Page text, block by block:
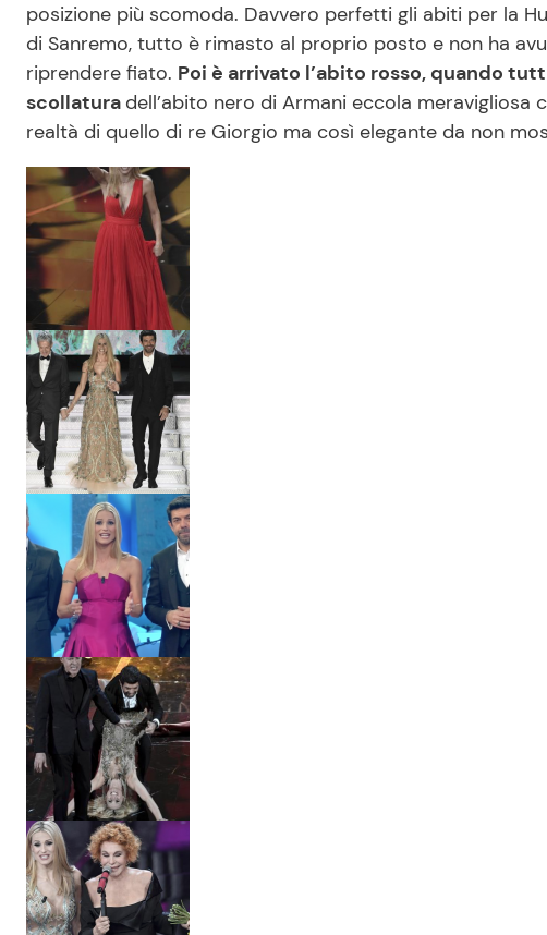
posizione più scomoda. Davvero perfetti gli abiti per la
di Sanremo, tutto è rimasto al proprio posto e non ha
riprendere fiato. Poi è arrivato l’abito rosso, quando
scollatura dell’abito nero di Armani eccola
realtà di quello di re Giorgio ma così elegante da non